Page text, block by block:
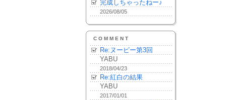
完成しちゃったねー♪
2026/08/05
COMMENT
Re:ヌーピー第3回
YABU
2018/04/23
Re:紅白の結果
YABU
2017/01/01